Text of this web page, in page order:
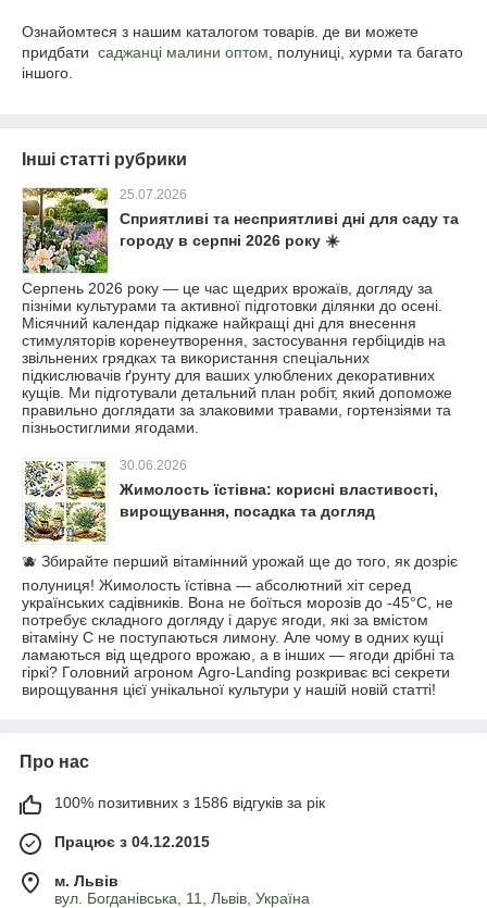
Ознайомтеся з нашим каталогом товарів. де ви можете
придбати саджанці малини оптом , полуниці, хурми та багато
іншого.
Інші статті рубрики
25.07.2026
Сприятливі та несприятливі дні для саду та
городу в серпні 2026 року ☀️
Серпень 2026 року — це час щедрих врожаїв, догляду за
пізніми культурами та активної підготовки ділянки до осені.
Місячний календар підкаже найкращі дні для внесення
стимуляторів коренеутворення, застосування гербіцидів на
звільнених грядках та використання спеціальних
підкислювачів ґрунту для ваших улюблених декоративних
кущів. Ми підготували детальний план робіт, який допоможе
правильно доглядати за злаковими травами, гортензіями та
пізньостиглими ягодами.
30.06.2026
Жимолость їстівна: корисні властивості,
вирощування, посадка та догляд
🫐 Збирайте перший вітамінний урожай ще до того, як дозріє
полуниця! Жимолость їстівна — абсолютний хіт серед
українських садівників. Вона не боїться морозів до -45°C, не
потребує складного догляду і дарує ягоди, які за вмістом
вітаміну С не поступаються лимону. Але чому в одних кущі
ламаються від щедрого врожаю, а в інших — ягоди дрібні та
гіркі? Головний агроном Agro-Landing розкриває всі секрети
вирощування цієї унікальної культури у нашій новій статті!
Про нас
100% позитивних з 1586 відгуків за рік
Працює з 04.12.2015
м. Львів
вул. Богданівська, 11, Львів, Україна